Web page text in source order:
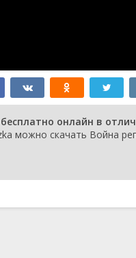
онлайн в
можно скачать Война